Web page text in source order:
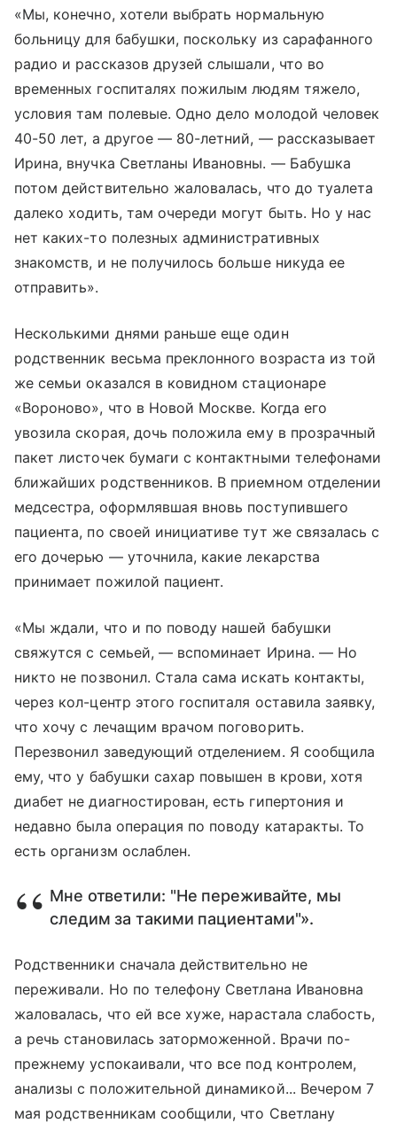
«Мы, конечно, хотели выбрать нормальную
больницу для бабушки, поскольку из сарафанного
радио и рассказов друзей слышали, что во
временных госпиталях пожилым людям тяжело,
условия там полевые. Одно дело молодой человек
40-50 лет, а другое — 80-летний, — рассказывает
Ирина, внучка Светланы Ивановны. — Бабушка
потом действительно жаловалась, что до туалета
далеко ходить, там очереди могут быть. Но у нас
нет каких-то полезных административных
знакомств, и не получилось больше никуда ее
отправить».
Несколькими днями раньше еще один
родственник весьма преклонного возраста из той
же семьи оказался в ковидном стационаре
«Вороново», что в Новой Москве. Когда его
увозила скорая, дочь положила ему в прозрачный
пакет листочек бумаги с контактными телефонами
ближайших родственников. В приемном отделении
медсестра, оформлявшая вновь поступившего
пациента, по своей инициативе тут же связалась с
его дочерью — уточнила, какие лекарства
принимает пожилой пациент.
«Мы ждали, что и по поводу нашей бабушки
свяжутся с семьей, — вспоминает Ирина. — Но
никто не позвонил. Стала сама искать контакты,
через кол-центр этого госпиталя оставила заявку,
что хочу с лечащим врачом поговорить.
Перезвонил заведующий отделением. Я сообщила
ему, что у бабушки сахар повышен в крови, хотя
диабет не диагностирован, есть гипертония и
недавно была операция по поводу катаракты. То
есть организм ослаблен.
Мне ответили: "Не переживайте, мы
следим за такими пациентами"».
Родственники сначала действительно не
переживали. Но по телефону Светлана Ивановна
жаловалась, что ей все хуже, нарастала слабость,
а речь становилась заторможенной. Врачи по-
прежнему успокаивали, что все под контролем,
анализы с положительной динамикой... Вечером 7
мая родственникам сообщили, что Светлану